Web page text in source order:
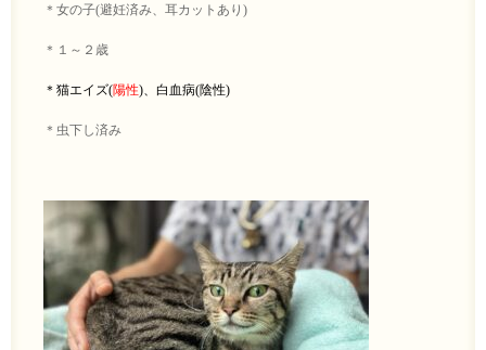
＊女の子(避妊済み、耳カットあり)
＊１～２歳
＊猫エイズ(陽性)、白血病(陰性)
＊虫下し済み